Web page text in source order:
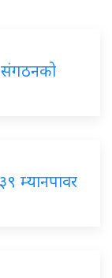
संगठनको
म्यानपावर